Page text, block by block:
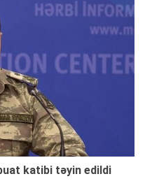
katibi təyin edildi